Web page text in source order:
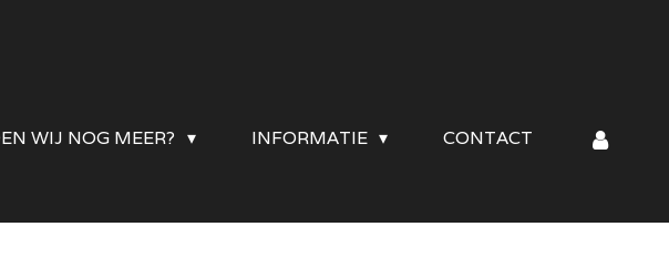
WIJ NOG MEER? INFORMATIE CONTACT